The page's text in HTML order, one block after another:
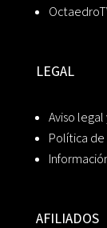
LEGAL
Aviso
Política
AFILIADOS